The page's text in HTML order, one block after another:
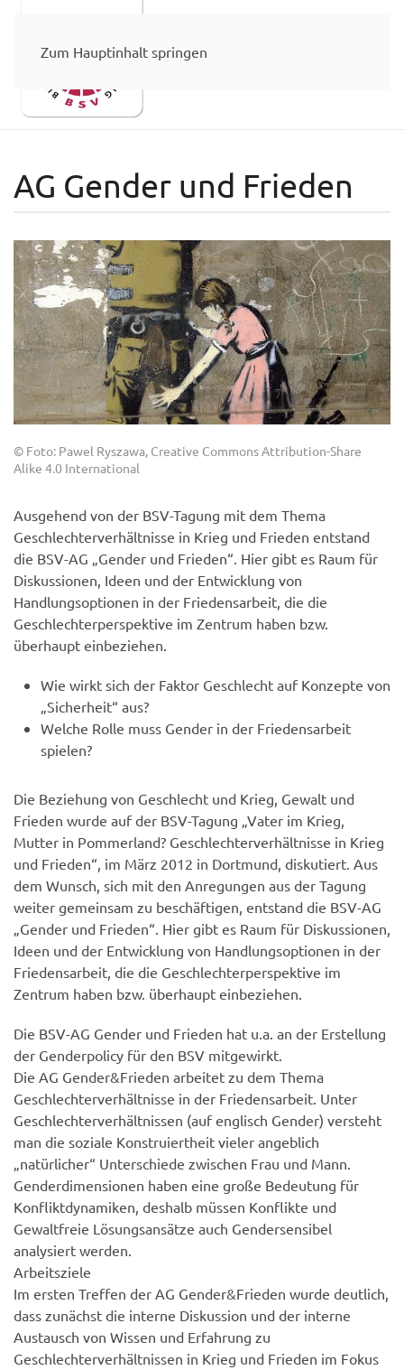
Zum Hauptinhalt springen
AG Gender und Frieden
© Foto: Pawel Ryszawa, Creative Commons Attribution-Share
Alike 4.0 International
Ausgehend von der BSV-Tagung mit dem Thema
Geschlechterverhältnisse in Krieg und Frieden entstand
die BSV-AG „Gender und Frieden“. Hier gibt es Raum für
Diskussionen, Ideen und der Entwicklung von
Handlungsoptionen in der Friedensarbeit, die die
Geschlechterperspektive im Zentrum haben bzw.
überhaupt einbeziehen.
Wie wirkt sich der Faktor Geschlecht auf Konzepte von
„Sicherheit“ aus?
Welche Rolle muss Gender in der Friedensarbeit
spielen?
Die Beziehung von Geschlecht und Krieg, Gewalt und
Frieden wurde auf der BSV-Tagung „Vater im Krieg,
Mutter in Pommerland? Geschlechterverhältnisse in Krieg
und Frieden“, im März 2012 in Dortmund, diskutiert. Aus
dem Wunsch, sich mit den Anregungen aus der Tagung
weiter gemeinsam zu beschäftigen, entstand die BSV-AG
„Gender und Frieden“. Hier gibt es Raum für Diskussionen,
Ideen und der Entwicklung von Handlungsoptionen in der
Friedensarbeit, die die Geschlechterperspektive im
Zentrum haben bzw. überhaupt einbeziehen.
Die BSV-AG Gender und Frieden hat u.a. an der Erstellung
der Genderpolicy für den BSV mitgewirkt.
Die AG Gender&Frieden arbeitet zu dem Thema
Geschlechterverhältnisse in der Friedensarbeit. Unter
Geschlechterverhältnissen (auf englisch Gender) versteht
man die soziale Konstruiertheit vieler angeblich
„natürlicher“ Unterschiede zwischen Frau und Mann.
Genderdimensionen haben eine große Bedeutung für
Konfliktdynamiken, deshalb müssen Konflikte und
Gewaltfreie Lösungsansätze auch Gendersensibel
analysiert werden.
Arbeitsziele
Im ersten Treffen der AG Gender&Frieden wurde deutlich,
dass zunächst die interne Diskussion und der interne
Austausch von Wissen und Erfahrung zu
Geschlechterverhältnissen in Krieg und Frieden im Fokus